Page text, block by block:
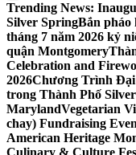
Trending News:
Silver SpringBắn pháo
tháng 7 năm 2026 kỷ
quận Montgomery
Celebration and
2026Chương Trình Đại
trong Thành Phố
MarylandVegetarian
chay) Fundraising
American Heritage